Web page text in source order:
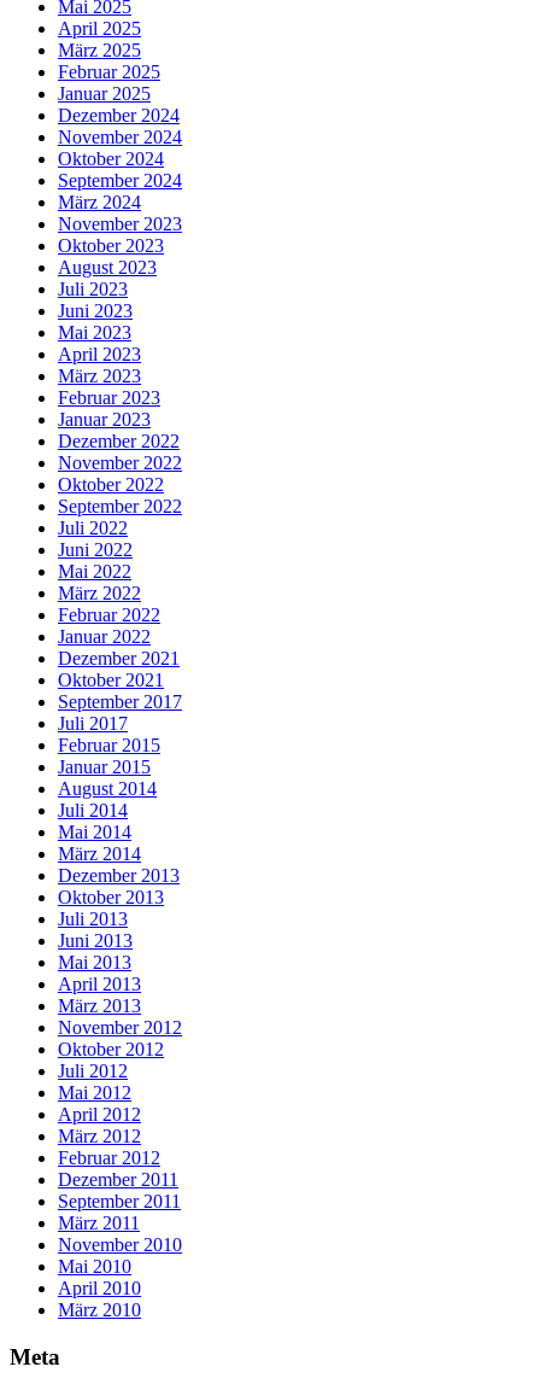
Mai 2025
April 2025
März 2025
Februar 2025
Januar 2025
Dezember 2024
November 2024
Oktober 2024
September 2024
März 2024
November 2023
Oktober 2023
August 2023
Juli 2023
Juni 2023
Mai 2023
April 2023
März 2023
Februar 2023
Januar 2023
Dezember 2022
November 2022
Oktober 2022
September 2022
Juli 2022
Juni 2022
Mai 2022
März 2022
Februar 2022
Januar 2022
Dezember 2021
Oktober 2021
September 2017
Juli 2017
Februar 2015
Januar 2015
August 2014
Juli 2014
Mai 2014
März 2014
Dezember 2013
Oktober 2013
Juli 2013
Juni 2013
Mai 2013
April 2013
März 2013
November 2012
Oktober 2012
Juli 2012
Mai 2012
April 2012
März 2012
Februar 2012
Dezember 2011
September 2011
März 2011
November 2010
Mai 2010
April 2010
März 2010
Meta